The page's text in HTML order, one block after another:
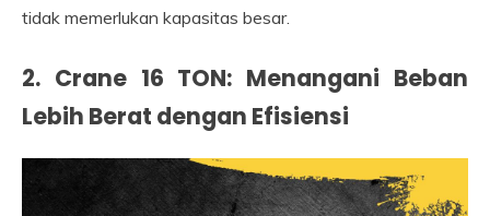
tidak memerlukan kapasitas besar.
2. Crane 16 TON: Menangani Beban
Lebih Berat dengan Efisiensi